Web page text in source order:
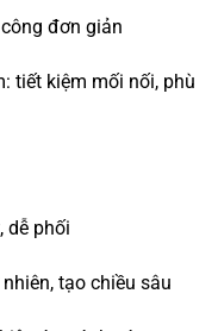
đơn giản
tiết kiệm mối nối, phù
dễ phối
tạo chiều sâu